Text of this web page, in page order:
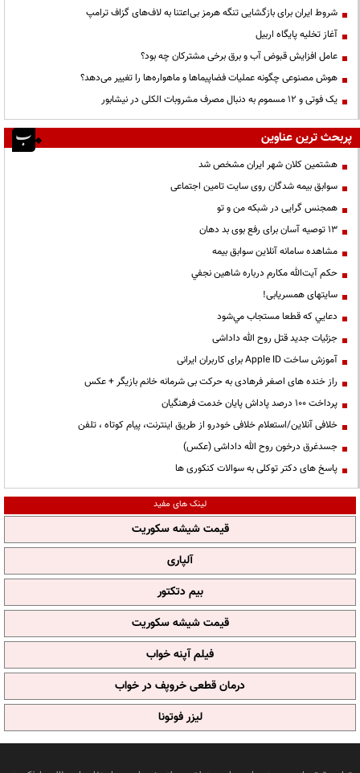
شروط ایران برای بازگشایی تنگه هرمز بی‌اعتنا به لاف‌های گزاف ترامپ
آغاز تخلیه پایگاه اربیل
عامل افزایش قبوض آب و برق برخی مشترکان چه بود؟
هوش مصنوعی چگونه عملیات فضاپیماها و ماهواره‌ها را تغییر می‌دهد؟
یک فوتی و ۱۲ مسموم به دنبال مصرف مشروبات الکلی در نیشابور
پربحث ترین عناوین
هشتمین کلان شهر ایران مشخص شد
سوابق بیمه شدگان روی سایت تامین اجتماعی
همجنس گرایی در شبکه من و تو
13 توصیه آسان برای رفع بوی بد دهان
مشاهده سامانه آنلاين سوابق بیمه
حكم آيت‌الله مكارم درباره شاهين نجفي
سایتهای همسریابی!
دعايي كه قطعا مستجاب مي‌شود
جزئیات جدید قتل روح الله داداشی
آموزش ساخت Apple ID برای کاربران ایرانی
راز خنده های اصغر فرهادی به حرکت بی شرمانه خانم بازیگر + عکس
پرداخت ۱۰۰ درصد پاداش پایان خدمت فرهنگیان
خلافی آنلاین/استعلام خلافی خودرو از طریق اینترنت، پیام کوتاه ، تلفن
جسدغرق درخون روح الله داداشی (عکس)
پاسخ های دکتر توکلی به سوالات کنکوری ها
لینک های مفید
قیمت شیشه سکوریت
آلپاری
بیم دتکتور
قیمت شیشه سکوریت
فیلم آپنه خواب
درمان قطعی خروپف در خواب
لیزر فوتونا